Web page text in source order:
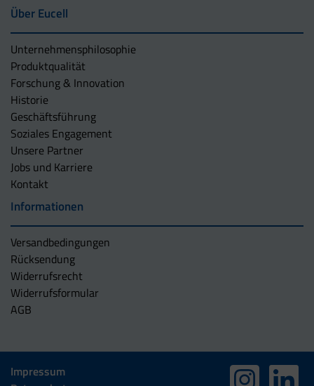
Über Eucell
Unternehmens­philosophie
Produktqualität
Forschung & Innovation
Historie
Geschäftsführung
Soziales Engagement
Unsere Partner
Jobs und Karriere
Kontakt
Informationen
Versandbedingungen
Rücksendung
Widerrufsrecht
Widerrufsformular
AGB
Impressum